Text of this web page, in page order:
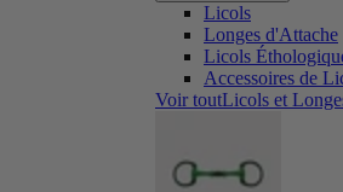
Licols
Longes d'Attache
Licols
Accessoires de
Voir toutLicols et